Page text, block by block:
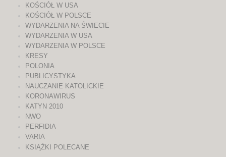
KOŚCIÓŁ W USA
KOŚCIÓŁ W POLSCE
WYDARZENIA NA ŚWIECIE
WYDARZENIA W USA
WYDARZENIA W POLSCE
KRESY
POLONIA
PUBLICYSTYKA
NAUCZANIE KATOLICKIE
KORONAWIRUS
KATYN 2010
NWO
PERFIDIA
VARIA
KSIĄŻKI POLECANE